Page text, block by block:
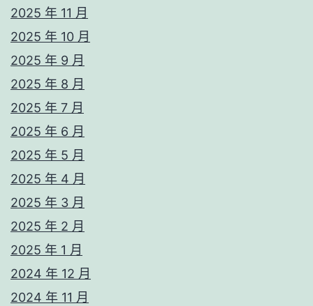
2025 年 11 月
2025 年 10 月
2025 年 9 月
2025 年 8 月
2025 年 7 月
2025 年 6 月
2025 年 5 月
2025 年 4 月
2025 年 3 月
2025 年 2 月
2025 年 1 月
2024 年 12 月
2024 年 11 月